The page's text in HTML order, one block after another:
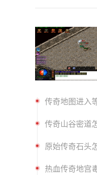
传奇地图进入
传奇山谷密道
原始传奇石头
热血传奇地宫